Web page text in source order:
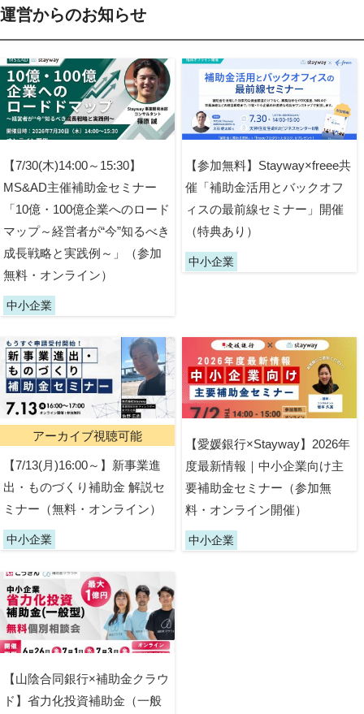
運営からのお知らせ
【7/30(木)14:00～15:30】
MS&AD主催補助金セミナー
「10億・100億企業へのロード
マップ～経営者が“今”知るべき
成長戦略と実践例～」（参加
無料・オンライン）
中小企業
【参加無料】Stayway×freee共
催「補助金活用とバックオフ
ィスの最前線セミナー」開催
（特典あり）
中小企業
アーカイブ視聴可能
【7/13(月)16:00～】新事業進
出・ものづくり補助金 解説セ
ミナー（無料・オンライン）
中小企業
【愛媛銀行×Stayway】2026年
度最新情報｜中小企業向け主
要補助金セミナー（参加無
料・オンライン開催）
中小企業
【山陰合同銀行×補助金クラウ
ド】省力化投資補助金（一般